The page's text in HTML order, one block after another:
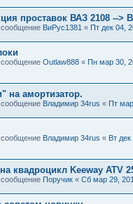
проставок ВАЗ 2108 -->
ВиРус1381 « Пт дек 04,
Outlaw888 « Пн мар 30,
на амортизатор.
Владимир 34rus « Пт
Владимир 34rus « Вт
квадроцикл Keeway ATV
Поручик « Сб мар 29,